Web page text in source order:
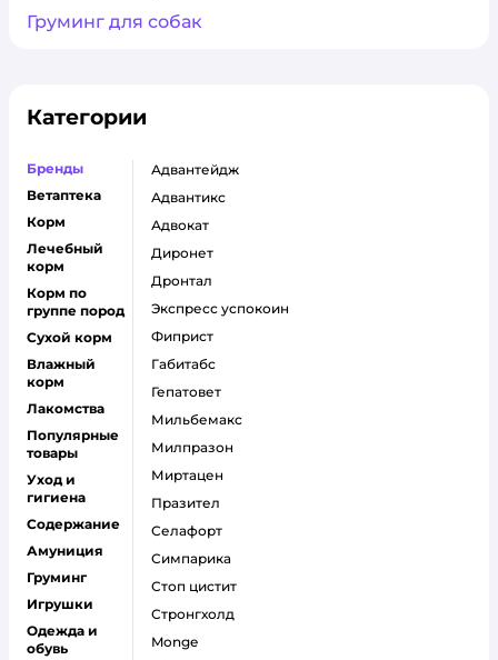
Груминг для собак
Категории
Бренды
Ветаптека
Корм
Лечебный
корм
Корм по
группе пород
Сухой корм
Влажный
корм
Лакомства
Популярные
товары
Уход и
гигиена
Содержание
Амуниция
Груминг
Игрушки
Одежда и
обувь
адвантейдж
адвантикс
адвокат
диронет
дронтал
экспресс успокоин
фиприст
габитабс
гепатовет
мильбемакс
милпразон
миртацен
празител
селафорт
симпарика
стоп цистит
стронгхолд
monge